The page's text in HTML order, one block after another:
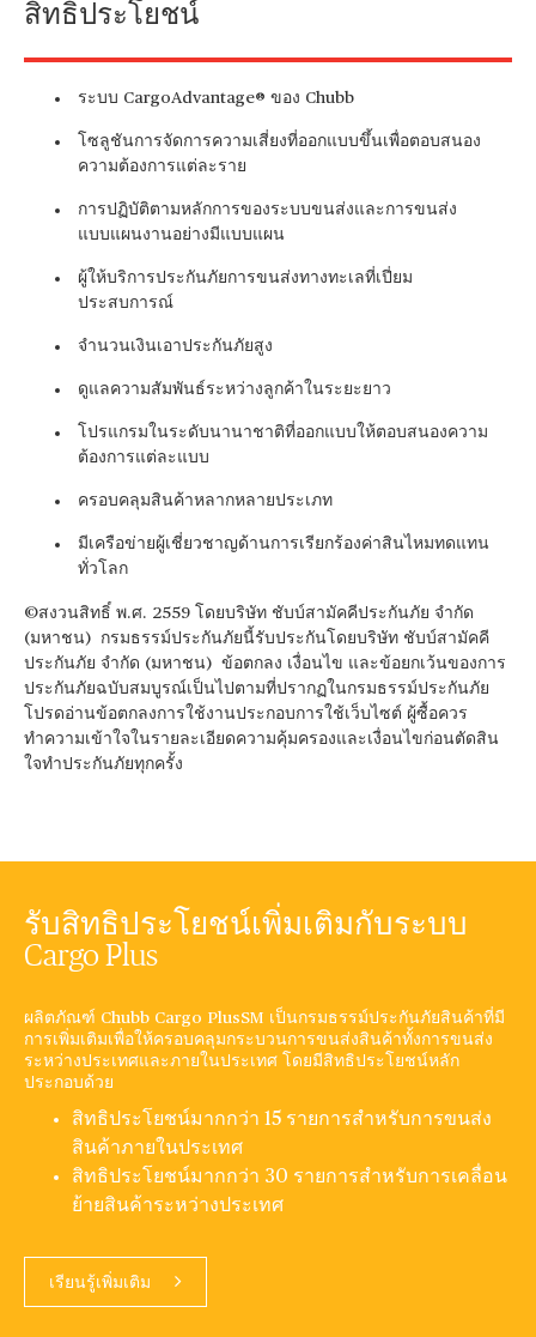
สิทธิประโยชน์
ระบบ CargoAdvantage® ของ Chubb
โซลูชันการจัดการความเสี่ยงที่ออกแบบขึ้นเพื่อตอบสนอง
ความต้องการแต่ละราย
การปฏิบัติตามหลักการของระบบขนส่งและการขนส่ง
แบบแผนงานอย่างมีแบบแผน
ผู้ให้บริการประกันภัยการขนส่งทางทะเลที่เปี่ยม
ประสบการณ์
จำนวนเงินเอาประกันภัยสูง
ดูแลความสัมพันธ์ระหว่างลูกค้าในระยะยาว
โปรแกรมในระดับนานาชาติที่ออกแบบให้ตอบสนองความ
ต้องการแต่ละแบบ
ครอบคลุมสินค้าหลากหลายประเภท
มีเครือข่ายผู้เชี่ยวชาญด้านการเรียกร้องค่าสินไหมทดแทน
ทั่วโลก
©สงวนสิทธิ์ พ.ศ. 2559 โดยบริษัท ชับบ์สามัคคีประกันภัย จำกัด
(มหาชน) กรมธรรม์ประกันภัยนี้รับประกันโดยบริษัท ชับบ์สามัคคี
ประกันภัย จำกัด (มหาชน) ข้อตกลง เงื่อนไข และข้อยกเว้นของการ
ประกันภัยฉบับสมบูรณ์เป็นไปตามที่ปรากฏในกรมธรรม์ประกันภัย
โปรดอ่านข้อตกลงการใช้งานประกอบการใช้เว็บไซต์ ผู้ซื้อควร
ทำความเข้าใจในรายละเอียดความคุ้มครองและเงื่อนไขก่อนตัดสิน
ใจทำประกันภัยทุกครั้ง
รับสิทธิประโยชน์เพิ่มเติมกับระบบ
Cargo Plus
ผลิตภัณฑ์ Chubb Cargo PlusSM เป็นกรมธรรม์ประกันภัยสินค้าที่มี
การเพิ่มเติมเพื่อให้ครอบคลุมกระบวนการขนส่งสินค้าทั้งการขนส่ง
ระหว่างประเทศและภายในประเทศ โดยมีสิทธิประโยชน์หลัก
ประกอบด้วย
สิทธิประโยชน์มากกว่า 15 รายการสำหรับการขนส่ง
สินค้าภายในประเทศ
สิทธิประโยชน์มากกว่า 30 รายการสำหรับการเคลื่อน
ย้ายสินค้าระหว่างประเทศ
เรียนรู้เพิ่มเติม